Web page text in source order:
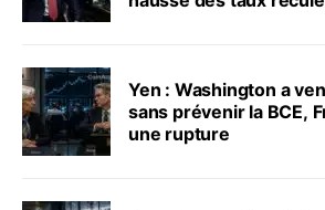
Yen : Washington a
sans prévenir la BCE,
une rupture